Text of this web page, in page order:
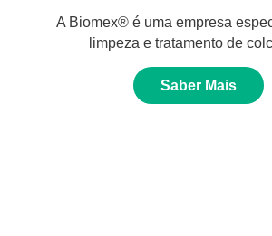
A Biomex® é uma empresa
limpeza e tratamento de
Saber Mais